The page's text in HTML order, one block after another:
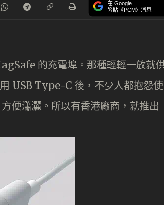
在 Google
緊貼《PCM》消息
的充電埠。那種輕輕一放就
USB Type-C 後，不少人都抱怨使
便瀟灑。所以有香港廠商，就推出